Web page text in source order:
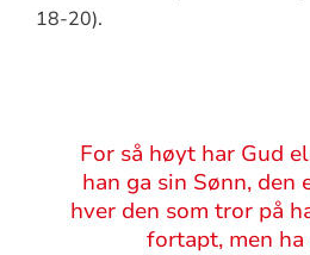
18-20).
Sitat
For så høyt har Gud
han ga sin Sønn, den
hver den som tror på
fortapt, men